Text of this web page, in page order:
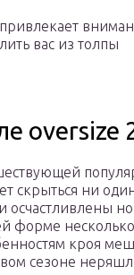
вас из толпы
oversize
скрыться ни
осчастливлены
форме
кроя
сезоне